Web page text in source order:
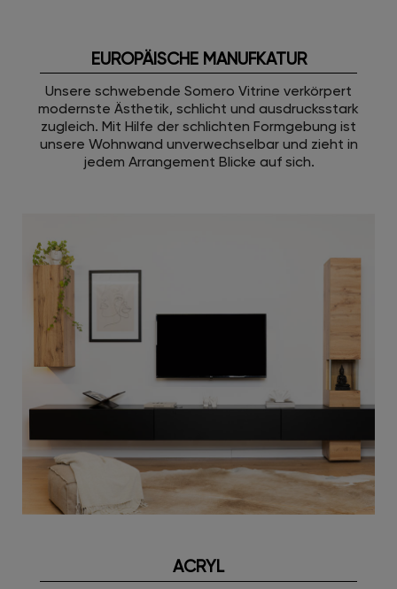
EUROPÄISCHE MANUFKATUR
Unsere schwebende Somero Vitrine verkörpert
modernste Ästhetik, schlicht und ausdrucksstark
zugleich. Mit Hilfe der schlichten Formgebung ist
unsere Wohnwand unverwechselbar und zieht in
jedem Arrangement Blicke auf sich.
ACRYL